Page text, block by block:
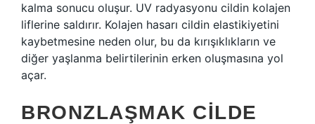
kalma sonucu oluşur. UV radyasyonu cildin kolajen
liflerine saldırır. Kolajen hasarı cildin elastikiyetini
kaybetmesine neden olur, bu da kırışıklıkların ve
diğer yaşlanma belirtilerinin erken oluşmasına yol
açar.
BRONZLAŞMAK CILDE